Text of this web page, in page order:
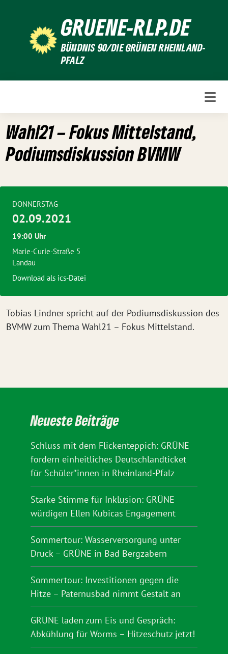
GRUENE-RLP.DE
BÜNDNIS 90/DIE GRÜNEN RHEINLAND-
PFALZ
Wahl21 – Fokus Mittelstand,
Podiumsdiskussion BVMW
Tobias Lindner spricht auf der Podiumsdiskussion des
BVMW zum Thema Wahl21 – Fokus Mittelstand.
DONNERSTAG
02.09.2021
19:00 Uhr
Marie-Curie-Straße 5
Landau
Download als ics-Datei
Neueste Beiträge
Schluss mit dem Flickenteppich: GRÜNE
fordern einheitliches Deutschlandticket
für Schüler*innen in Rheinland-Pfalz
Starke Stimme für Inklusion: GRÜNE
würdigen Ellen Kubicas Engagement
Sommertour: Wasserversorgung unter
Druck – GRÜNE in Bad Bergzabern
Sommertour: Investitionen gegen die
Hitze – Paternusbad nimmt Gestalt an
GRÜNE laden zum Eis und Gespräch:
Abkühlung für Worms – Hitzeschutz jetzt!